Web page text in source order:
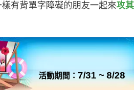
有背單字障礙的朋友一起來攻
活動期間：7/31 ~ 8/28